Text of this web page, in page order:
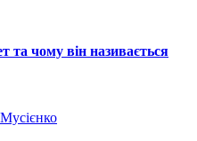
та чому він називається